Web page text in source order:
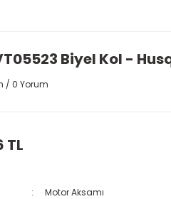
Biyel Kol -
/ 0 Yorum
TL
Motor Aksamı